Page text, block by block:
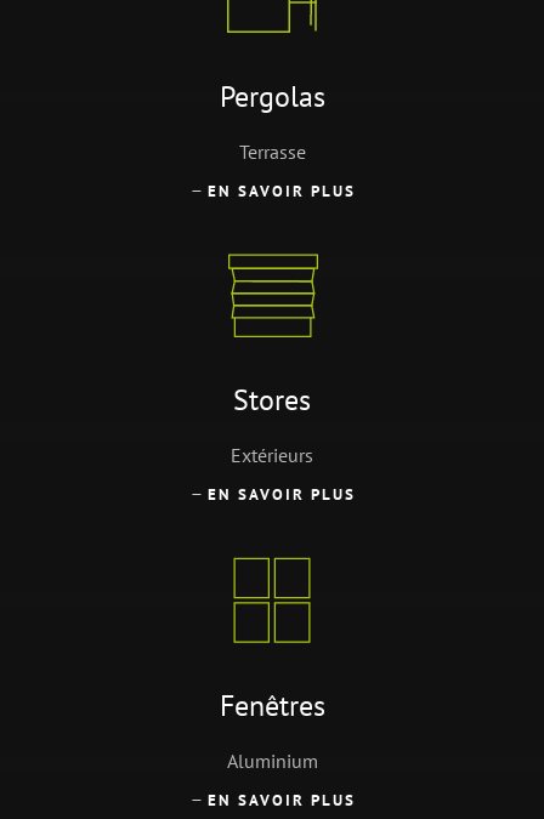
Pergolas
Terrasse
EN SAVOIR PLUS
Stores
Extérieurs
EN SAVOIR PLUS
Fenêtres
Aluminium
EN SAVOIR PLUS